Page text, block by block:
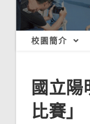
校園簡介
國立陽
比賽」